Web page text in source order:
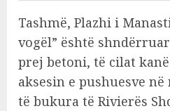
Tashmë, Plazhi i
vogël” është
prej betoni, të cilat
aksesin e pushuesve
të bukura të Rivierës